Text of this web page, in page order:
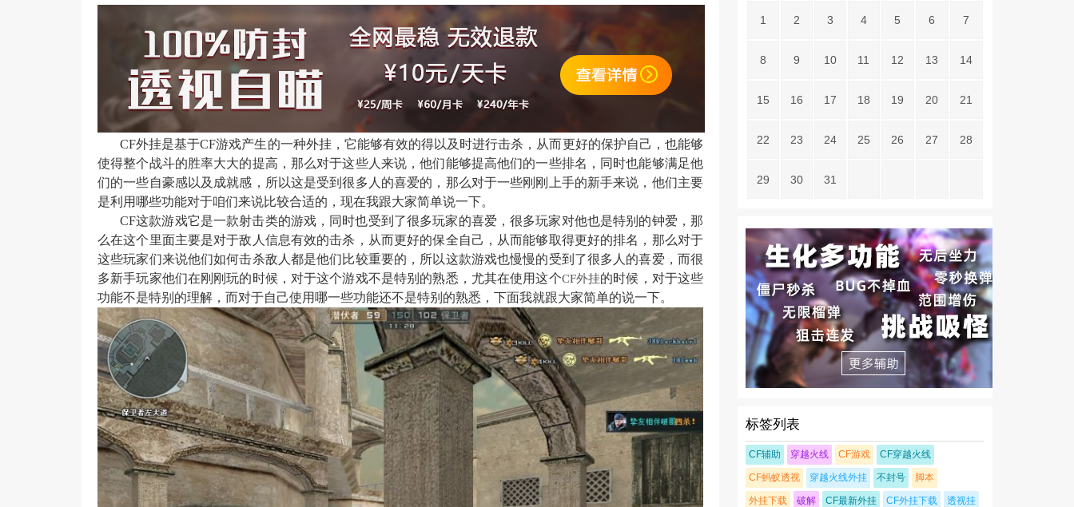
CF外挂是基于CF游戏产生的一种外挂，它能够有效的得以及时进行击杀，从而更好的保护自己，也能够
使得整个战斗的胜率大大的提高，那么对于这些人来说，他们能够提高他们的一些排名，同时也能够满足他
们的一些自豪感以及成就感，所以这是受到很多人的喜爱的，那么对于一些刚刚上手的新手来说，他们主要
是利用哪些功能对于咱们来说比较合适的，现在我跟大家简单说一下。
CF这款游戏它是一款射击类的游戏，同时也受到了很多玩家的喜爱，很多玩家对他也是特别的钟爱，那
么在这个里面主要是对于敌人信息有效的击杀，从而更好的保全自己，从而能够取得更好的排名，那么对于
这些玩家们来说他们如何击杀敌人都是他们比较重要的，所以这款游戏也慢慢的受到了很多人的喜爱，而很
多新手玩家他们在刚刚玩的时候，对于这个游戏不是特别的熟悉，尤其在使用这个CF外挂的时候，对于这些
功能不是特别的理解，而对于自己使用哪一些功能还不是特别的熟悉，下面我就跟大家简单的说一下。
1 2 3 4 5 6 7
8 9 10 11 12 13 14
15 16 17 18 19 20 21
22 23 24 25 26 27 28
29 30 31
标签列表
CF辅助 穿越火线 CF游戏 CF穿越火线
CF蚂蚁透视 穿越火线外挂 不封号 脚本
外挂下载 破解 CF最新外挂 CF外挂下载 透视挂